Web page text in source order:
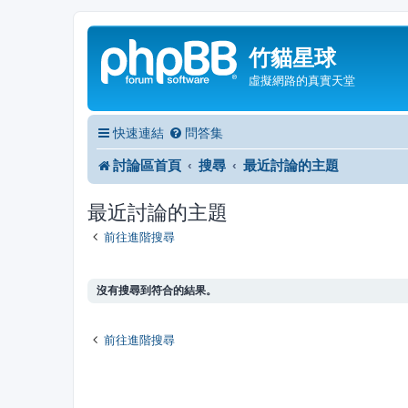
竹貓星球
虛擬網路的真實天堂
快速連結 問答集
討論區首頁 搜尋 最近討論的主題
最近討論的主題
前往進階搜尋
沒有搜尋到符合的結果。
前往進階搜尋